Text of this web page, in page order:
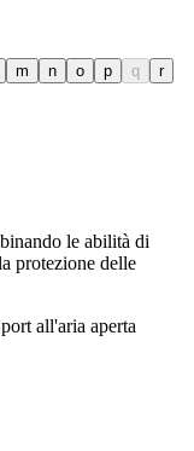
m n o p q
r
le abilità di
protezione delle
all'aria aperta